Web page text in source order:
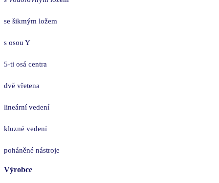
se šikmým ložem
s osou Y
5-ti osá centra
dvě vřetena
lineární vedení
kluzné vedení
poháněné nástroje
Výrobce